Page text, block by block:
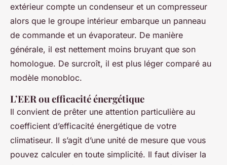
extérieur compte un condenseur et un compresseur
alors que le groupe intérieur embarque un panneau
de commande et un évaporateur. De manière
générale, il est nettement moins bruyant que son
homologue. De surcroît, il est plus léger comparé au
modèle monobloc.
L’EER ou efficacité énergétique
Il convient de prêter une attention particulière au
coefficient d’efficacité énergétique de votre
climatiseur. Il s’agit d’une unité de mesure que vous
pouvez calculer en toute simplicité. Il faut diviser la